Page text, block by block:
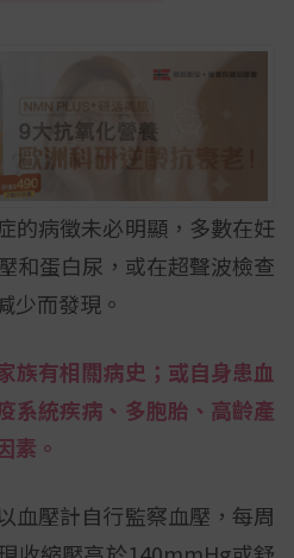
的病徵未必明顯，多數在妊
和蛋白尿，或在超聲波檢查
少而發現。
族有相關病史；或自身患血
系統疾病、多胞胎、高齡產
素。
血壓計自行監察血壓，每周